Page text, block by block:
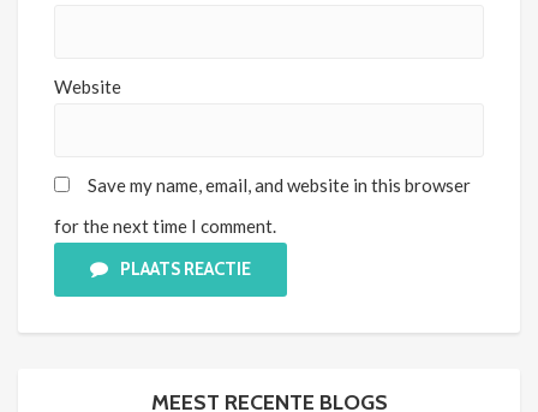
Website
Save my name, email, and website in this browser
for the next time I comment.
PLAATS REACTIE
MEEST RECENTE BLOGS